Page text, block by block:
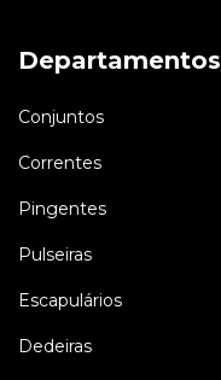
Departamentos
Conjuntos
Correntes
Pingentes
Pulseiras
Escapulários
Dedeiras